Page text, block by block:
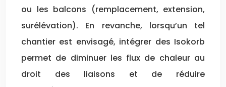
ou les balcons (remplacement, extension,
surélévation). En revanche, lorsqu’un tel
chantier est envisagé, intégrer des Isokorb
permet de diminuer les flux de chaleur au
droit des liaisons et de réduire